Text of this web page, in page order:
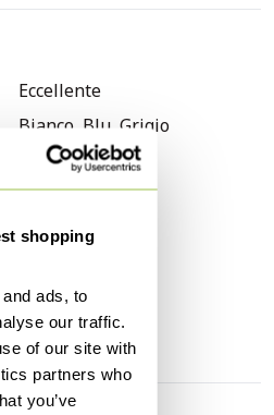
shopping
ads, to
our traffic.
of our site with
partners who
you’ve
Dollar", frutto della sua
dollaro - Ha venduto la sua
ed è ora uno degli artisti più
dalla Francia tramite
- Fattura fornita
Eccellente
Bianco, Blu, Grigio
Plexiglass
1
Ritratto
45 cm
30 cm